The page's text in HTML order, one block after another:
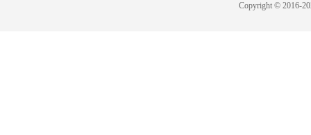
Copyright © 2016-